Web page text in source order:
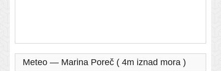
Meteo — Marina Poreč ( 4m iznad mora )